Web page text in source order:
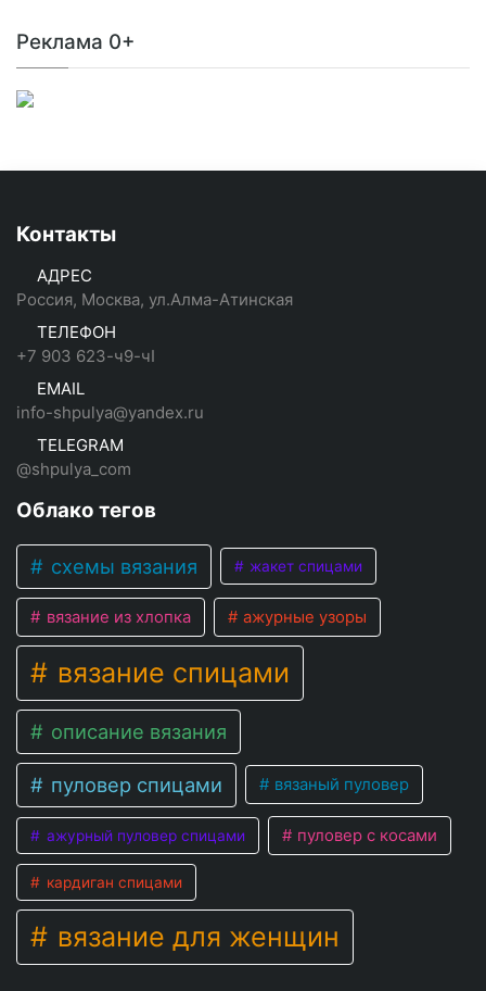
Реклама 0+
Контакты
АДРЕС
Россия, Москва, ул.Алма-Атинская
ТЕЛЕФОН
+7 903 623-ч9-чI
EMAIL
info-shpulya@yandex.ru
TELEGRAM
@shpulya_com
Облако тегов
схемы вязания жакет спицами
вязание из хлопка ажурные узоры
вязание спицами
описание вязания
пуловер спицами вязаный пуловер
ажурный пуловер спицами пуловер с косами
кардиган спицами
вязание для женщин